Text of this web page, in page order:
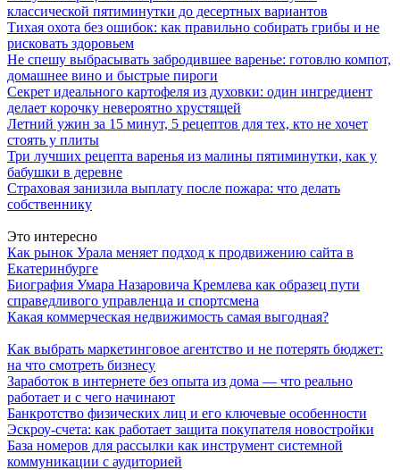
классической пятиминутки до десертных вариантов
Тихая охота без ошибок: как правильно собирать грибы и не
рисковать здоровьем
Не спешу выбрасывать забродившее варенье: готовлю компот,
домашнее вино и быстрые пироги
Секрет идеального картофеля из духовки: один ингредиент
делает корочку невероятно хрустящей
Летний ужин за 15 минут, 5 рецептов для тех, кто не хочет
стоять у плиты
Три лучших рецепта варенья из малины пятиминутки, как у
бабушки в деревне
Страховая занизила выплату после пожара: что делать
собственнику
Это интересно
Как рынок Урала меняет подход к продвижению сайта в
Екатеринбурге
Биография Умара Назаровича Кремлева как образец пути
справедливого управленца и спортсмена
Какая коммерческая недвижимость самая выгодная?
Как выбрать маркетинговое агентство и не потерять бюджет:
на что смотреть бизнесу
Заработок в интернете без опыта из дома — что реально
работает и с чего начинают
Банкротство физических лиц и его ключевые особенности
Эскроу-счета: как работает защита покупателя новостройки
База номеров для рассылки как инструмент системной
коммуникации с аудиторией